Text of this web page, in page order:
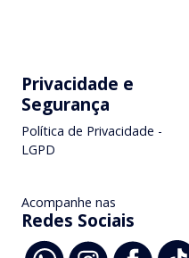
Privacidade e
Segurança
Política de Privacidade -
LGPD
Acompanhe nas
Redes Sociais